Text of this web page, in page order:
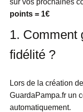
sur vos prochaines
points = 1€
1. Comment
fidélité ?
Lors de la création
GuardaPampa.fr un
automatiquement.